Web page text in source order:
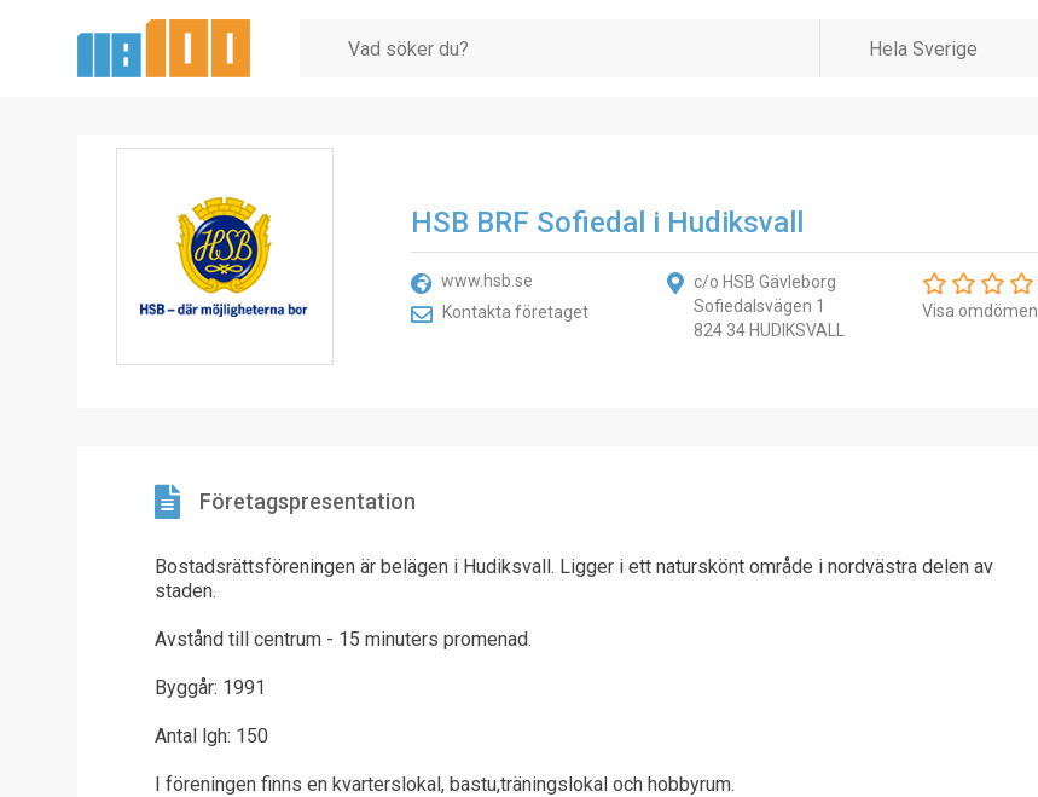
HSB BRF Sofiedal i Hudiksvall
www.hsb.se
Kontakta företaget
c/o HSB Gävleborg
Sofiedalsvägen 1
824 34 HUDIKSVALL
Visa omdömen
Företagspresentation
Bostadsrättsföreningen är belägen i Hudiksvall. Ligger i ett naturskönt område i nordvästra delen av
staden.
Avstånd till centrum - 15 minuters promenad.
Byggår: 1991
Antal lgh: 150
I föreningen finns en kvarterslokal, bastu,träningslokal och hobbyrum.